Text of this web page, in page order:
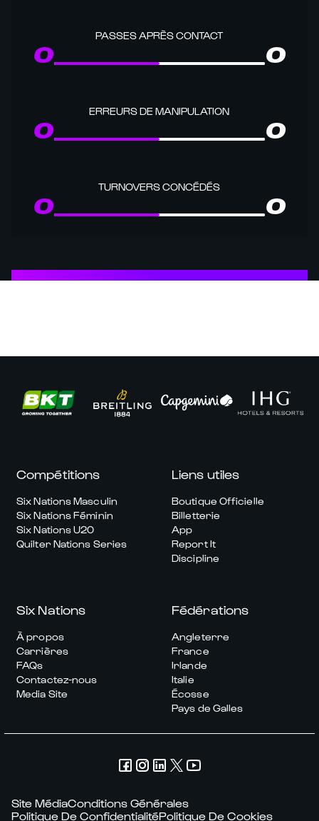
PASSES APRÈS CONTACT
0 0
ERREURS DE MANIPULATION
0 0
TURNOVERS CONCÉDÉS
0 0
Compétitions
Six Nations Masculin
Six Nations Féminin
Six Nations U20
Quilter Nations Series
Liens utiles
Boutique Officielle
Billetterie
App
Report It
Discipline
Six Nations
À propos
Carrières
FAQs
Contactez-nous
Media Site
Fédérations
Angleterre
France
Irlande
Italie
Écosse
Pays de Galles
Site MédiaConditions Générales
Politique De ConfidentialitéPolitique De Cookies